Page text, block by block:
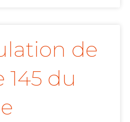
de
145 du